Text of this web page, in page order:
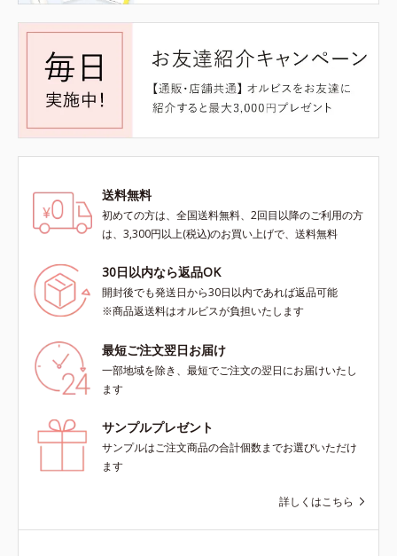
送料無料
初めての方は、全国送料無料、2回目以降のご利用の方
は、3,300円以上(税込)のお買い上げで、送料無料
30日以内なら返品OK
開封後でも発送日から30日以内であれば返品可能
※商品返送料はオルビスが負担いたします
最短ご注文翌日お届け
一部地域を除き、最短でご注文の翌日にお届けいたし
ます
サンプルプレゼント
サンプルはご注文商品の合計個数までお選びいただけ
ます
詳しくはこちら